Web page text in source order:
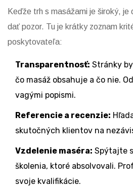
Keďže trh s masážami je široký,
dať pozor. Tu je krátky zoznam
poskytovateľa:
Transparentnosť: Stránky
čo masáž obsahuje a čo nie.
vagými popismi.
Referencie a recenzie:
skutočných klientov na
Vzdelenie maséra: Spýtajte
školenia, ktoré absolvovali.
svoje kvalifikácie.